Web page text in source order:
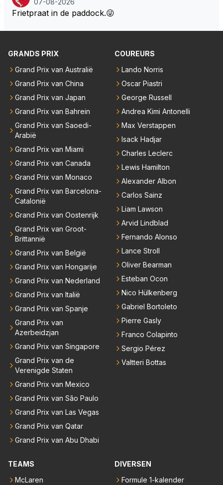
Team Verstappen...., Praten doet ie in iedergeval ma
07-08-2026
Frietpraat in de paddock.😜
GRANDS PRIX
Grand Prix van Australië
Grand Prix van China
Grand Prix van Japan
Grand Prix van Bahrein
Grand Prix van Saoedi-
Arabië
Grand Prix van Miami
Grand Prix van Canada
Grand Prix van Monaco
Grand Prix van Barcelona-
Catalonië
Grand Prix van Oostenrijk
Grand Prix van Groot-
Brittannië
Grand Prix van België
Grand Prix van Hongarije
Grand Prix van Nederland
Grand Prix van Italië
Grand Prix van Spanje
Grand Prix van
Azerbeidzjan
Grand Prix van Singapore
Grand Prix van de
Verenigde Staten
Grand Prix van Mexico
Grand Prix van São Paulo
Grand Prix van Las Vegas
Grand Prix van Qatar
Grand Prix van Abu Dhabi
COUREURS
Lando Norris
Oscar Piastri
George Russell
Andrea Kimi Antonelli
Max Verstappen
Isack Hadjar
Charles Leclerc
Lewis Hamilton
Alexander Albon
Carlos Sainz
Liam Lawson
Arvid Lindblad
Fernando Alonso
Lance Stroll
Oliver Bearman
Esteban Ocon
Nico Hülkenberg
Gabriel Bortoleto
Pierre Gasly
Franco Colapinto
Sergio Pérez
Valtteri Bottas
TEAMS
McLaren
DIVERSEN
Formule 1-kalender